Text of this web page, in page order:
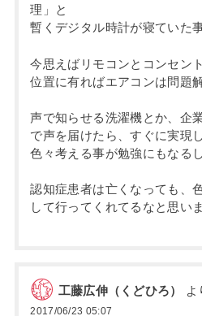
理」と
暫くデジタル時計が寝ていた
今思えばリモコンとコンセン
位置に有ればエアコンは問題
声で知らせる洗濯機とか、企
で声を届けたら、すぐに実現
色々考える事が勉強にもなる
認知症患者は亡くなっても、
して行ってくれてるなと思いま
工藤広伸（くどひろ） よ
2017/06/23 05:07